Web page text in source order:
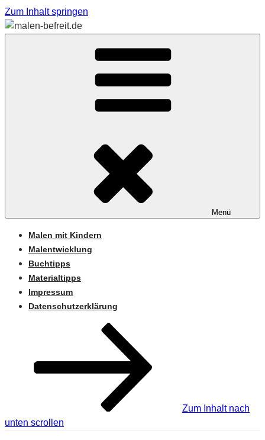
Zum Inhalt springen
MALEN-BEFREIT.DE
Sabine Feickert – Atelier für begleitetes Malen
Menü
Malen mit Kindern
Malentwicklung
Buchtipps
Materialtipps
Impressum
Datenschutzerklärung
Zum Inhalt nach
unten scrollen